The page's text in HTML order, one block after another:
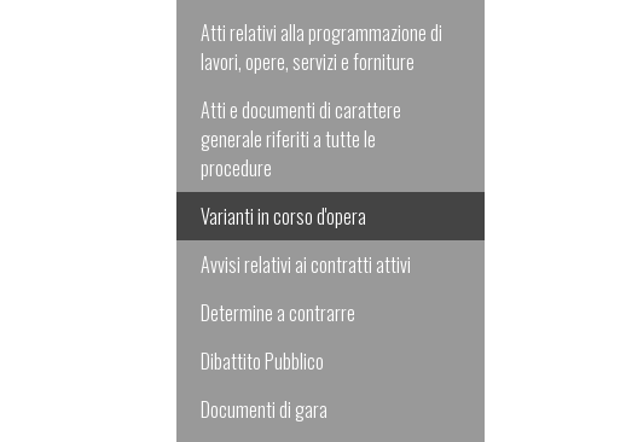
Atti relativi alla programmazione di
lavori, opere, servizi e forniture
Atti e documenti di carattere
generale riferiti a tutte le
procedure
Varianti in corso d'opera
Avvisi relativi ai contratti attivi
Determine a contrarre
Dibattito Pubblico
Documenti di gara